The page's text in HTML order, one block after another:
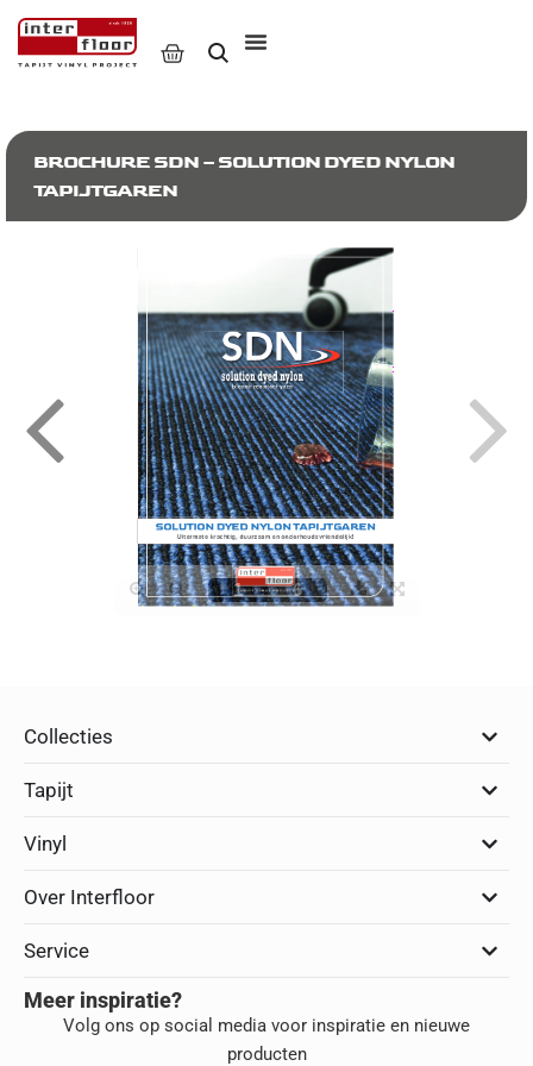
BROCHURE SDN – SOLUTION DYED NYLON
TAPIJTGAREN
Collecties
Tapijt
Vinyl
Over Interfloor
Service
Meer inspiratie?
Volg ons op social media voor inspiratie en nieuwe
producten